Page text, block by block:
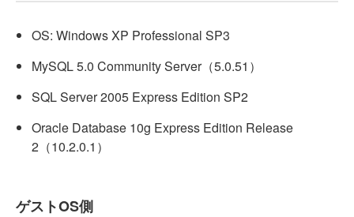
OS: Windows XP Professional SP3
MySQL 5.0 Community Server（5.0.51）
SQL Server 2005 Express Edition SP2
Oracle Database 10g Express Edition Release
2（10.2.0.1）
ゲストOS側